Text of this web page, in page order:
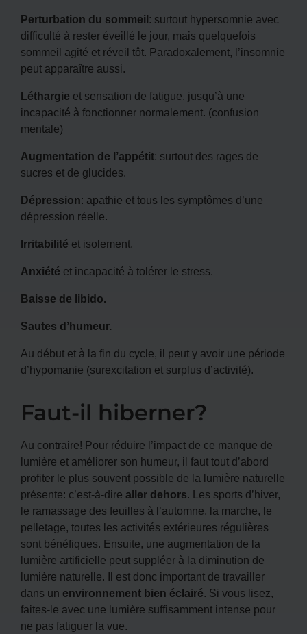
Perturbation du sommeil: surtout hypersomnie avec
difficulté à rester éveillé le jour, mais quelquefois
sommeil agité et réveil tôt. Paradoxalement, l’insomnie
peut apparaître aussi.
Léthargie et sensation de fatigue, jusqu’à une
incapacité à fonctionner normalement. (confusion
mentale)
Augmentation de l’appétit: surtout des rages de
sucres et de glucides.
Dépression: apathie et tous les symptômes d’une
dépression réelle.
Irritabilité et isolement.
Anxiété et incapacité à tolérer le stress.
Baisse de libido.
Sautes d’humeur.
Au début et à la fin du cycle, il peut y avoir une période
d’hypomanie (surexcitation et surplus d’activité).
Faut-il hiberner?
Au contraire! Pour réduire l’impact de ce manque de
lumière et améliorer son humeur, il faut tout d’abord
profiter le plus souvent possible de la lumière naturelle
présente: c’est-à-dire aller dehors. Les sports d’hiver,
le ramassage des feuilles à l’automne, la marche, le
pelletage, toutes les activités extérieures régulières
sont bénéfiques. Ensuite, une augmentation de la
lumière artificielle peut suppléer à la diminution de
lumière naturelle. Il est donc important de travailler
dans un environnement bien éclairé. Si vous lisez,
faites-le avec une lumière suffisamment intense pour
ne pas fatiguer la vue.